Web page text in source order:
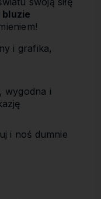
i grafika,
wygodna i
i noś dumnie